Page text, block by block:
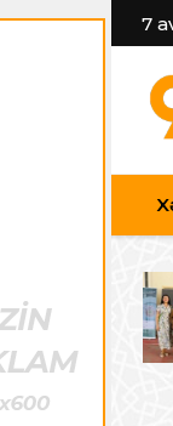
7
U-15
festivalı ilə